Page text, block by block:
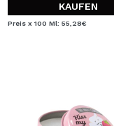
KAUFEN
Preis x 100 Ml: 55,28€